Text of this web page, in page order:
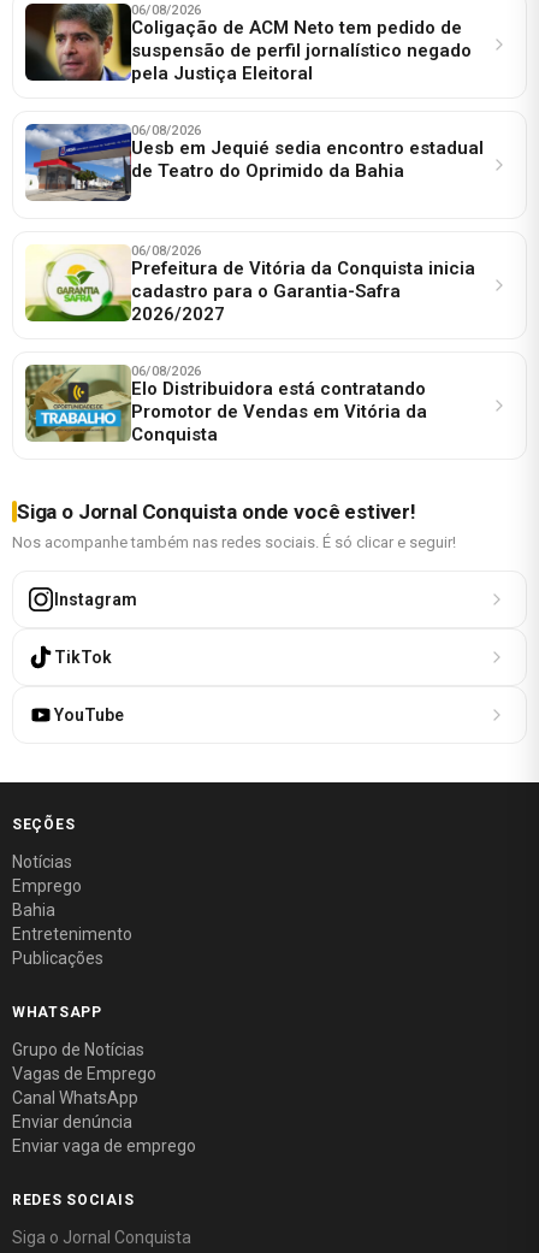
06/08/2026
Coligação de ACM Neto tem pedido de
suspensão de perfil jornalístico negado
pela Justiça Eleitoral
06/08/2026
Uesb em Jequié sedia encontro estadual
de Teatro do Oprimido da Bahia
06/08/2026
Prefeitura de Vitória da Conquista inicia
cadastro para o Garantia-Safra
2026/2027
06/08/2026
Elo Distribuidora está contratando
Promotor de Vendas em Vitória da
Conquista
Siga o Jornal Conquista onde você estiver!
Nos acompanhe também nas redes sociais. É só clicar e seguir!
Instagram
TikTok
YouTube
SEÇÕES
Notícias
Emprego
Bahia
Entretenimento
Publicações
WHATSAPP
Grupo de Notícias
Vagas de Emprego
Canal WhatsApp
Enviar denúncia
Enviar vaga de emprego
REDES SOCIAIS
Siga o Jornal Conquista